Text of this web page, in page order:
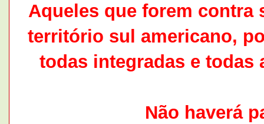
Aqueles que forem contra
território sul americano,
todas integradas e todas
Não haverá